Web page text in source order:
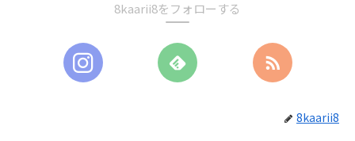
8kaarii8をフォローする
8kaarii8